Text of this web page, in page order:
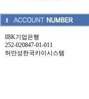
IBK기업은행
252-020847-01-011
허만성한국카이시스템